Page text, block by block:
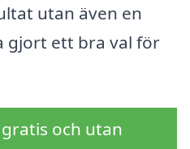
utan även en
gjort ett bra val för
och utan